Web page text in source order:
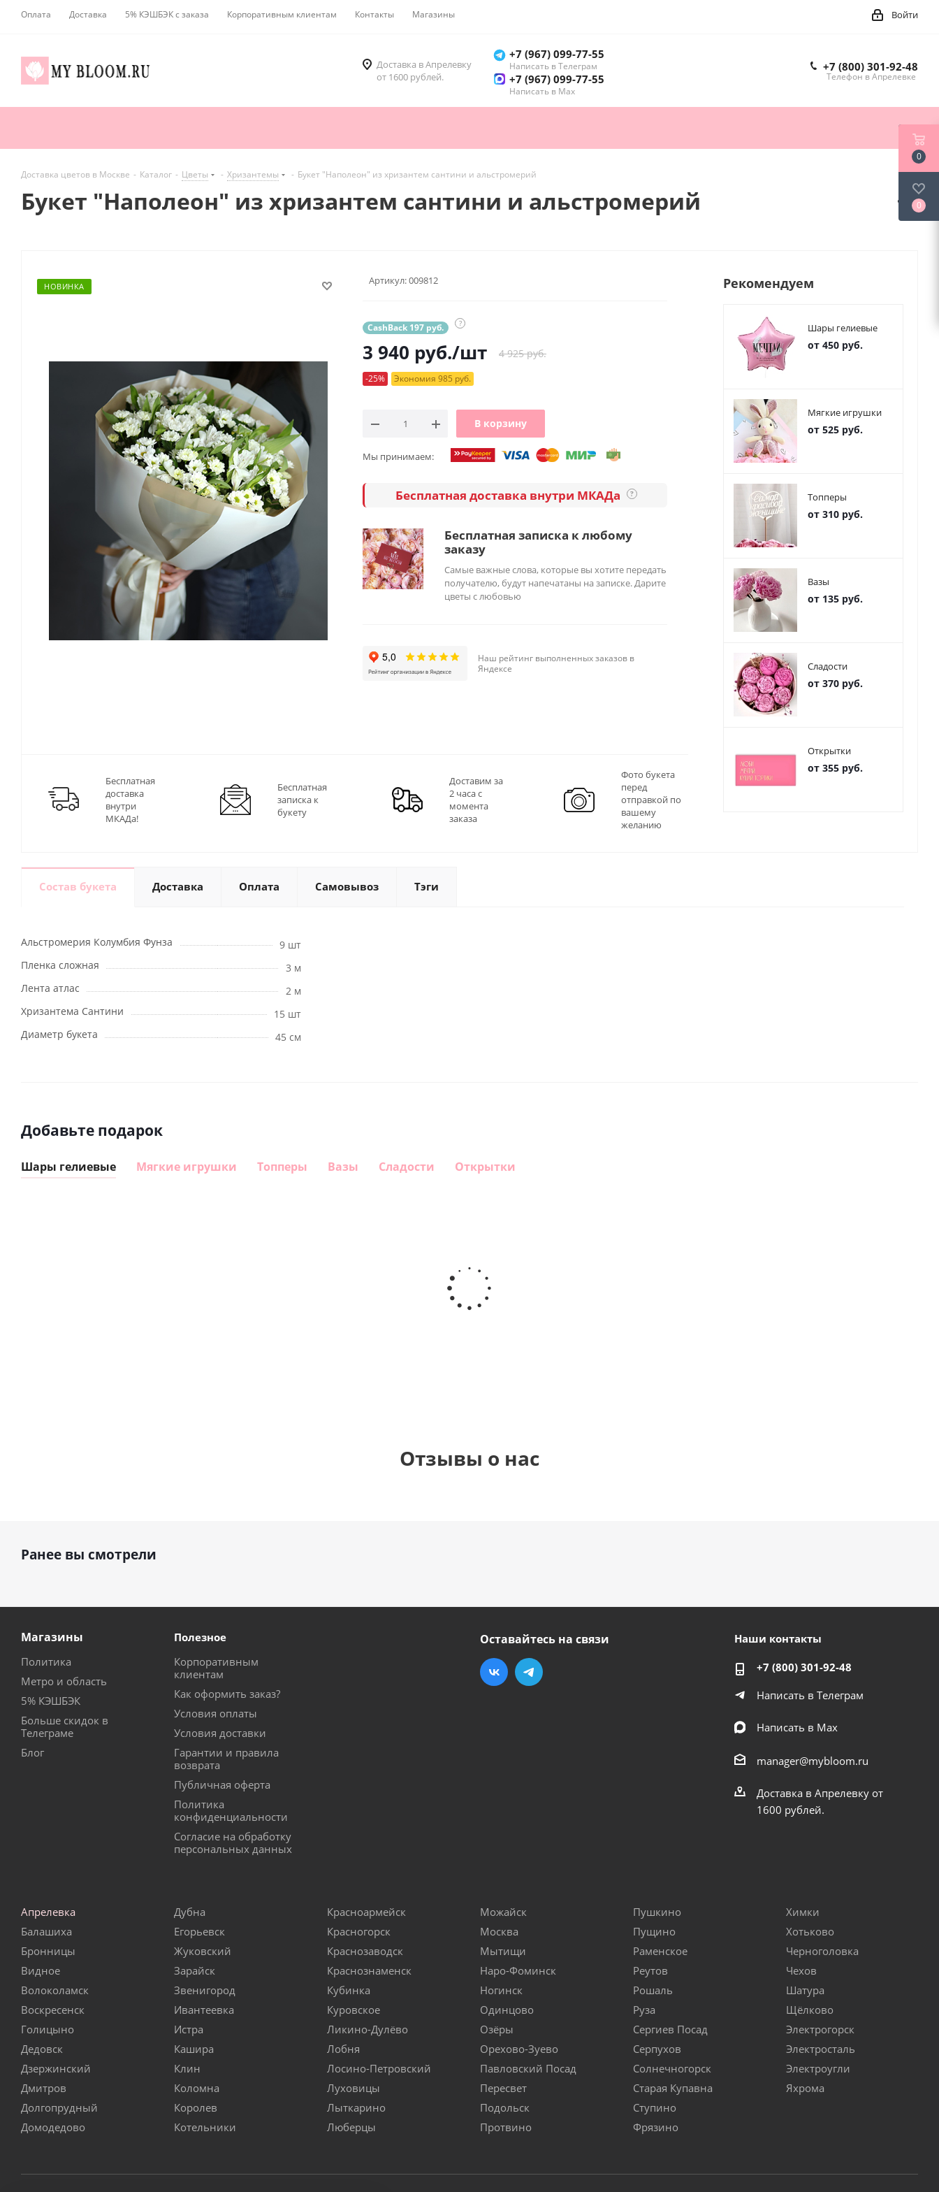
Оплата Доставка 5% КЭШБЭК с заказа Корпоративным клиентам Контакты Магазины Войти
Доставка в Апрелевку
от 1600 рублей.
+7 (967) 099-77-55
Написать в Телеграм
+7 (967) 099-77-55
Написать в Мах
+7 (800) 301-92-48
Телефон в Апрелевке
Доставка цветов в Москве - Каталог - Цветы - Хризантемы - Букет "Наполеон" из хризантем сантини и альстромерий
Букет "Наполеон" из хризантем сантини и альстромерий
НОВИНКА Артикул:009812
CashBack 197 руб. ?
3 940 руб./шт 4 925 руб.
-25% Экономия 985 руб.
В корзину
Мы принимаем:
Бесплатная доставка внутри МКАДа ?
Бесплатная записка к любому
заказу
Самые важные слова, которые вы хотите передать
получателю, будут напечатаны на записке. Дарите
цветы с любовью
Наш рейтинг выполненных заказов в
Яндексе
Бесплатная
доставка
внутри
МКАДа!
Бесплатная
записка к
букету
Доставим за
2 часа с
момента
заказа
Фото букета
перед
отправкой по
вашему
желанию
Рекомендуем
Шары гелиевые
от 450 руб.
Мягкие игрушки
от 525 руб.
Топперы
от 310 руб.
Вазы
от 135 руб.
Сладости
от 370 руб.
Открытки
от 355 руб.
Состав букета Доставка Оплата Самовывоз Тэги
Альстромерия Колумбия Фунза
9 шт
Пленка сложная
3 м
Лента атлас
2 м
Хризантема Сантини
15 шт
Диаметр букета
45 см
Добавьте подарок
Шары гелиевые Мягкие игрушки Топперы Вазы Сладости Открытки
круг, Это
девочка!
Отзывы о нас
Ранее вы смотрели
Магазины
Политика
Метро и область
5% КЭШБЭК
Больше скидок в
Телеграме
Блог
Полезное
Корпоративным
клиентам
Как оформить заказ?
Условия оплаты
Условия доставки
Гарантии и правила
возврата
Публичная оферта
Политика
конфиденциальности
Согласие на обработку
персональных данных
Оставайтесь на связи Наши контакты
+7 (800) 301-92-48
Написать в Телеграм
Написать в Мах
manager@mybloom.ru
Доставка в Апрелевку от
1600 рублей.
Апрелевка
Балашиха
Бронницы
Видное
Волоколамск
Воскресенск
Голицыно
Дедовск
Дзержинский
Дмитров
Долгопрудный
Домодедово
Дубна
Егорьевск
Жуковский
Зарайск
Звенигород
Ивантеевка
Истра
Кашира
Клин
Коломна
Королев
Котельники
Красноармейск
Красногорск
Краснозаводск
Краснознаменск
Кубинка
Куровское
Ликино-Дулёво
Лобня
Лосино-Петровский
Луховицы
Лыткарино
Люберцы
Можайск
Москва
Мытищи
Наро-Фоминск
Ногинск
Одинцово
Озёры
Орехово-Зуево
Павловский Посад
Пересвет
Подольск
Протвино
Пушкино
Пущино
Раменское
Реутов
Рошаль
Руза
Сергиев Посад
Серпухов
Солнечногорск
Старая Купавна
Ступино
Фрязино
Химки
Хотьково
Черноголовка
Чехов
Шатура
Щёлково
Электрогорск
Электросталь
Электроугли
Яхрома
0
0